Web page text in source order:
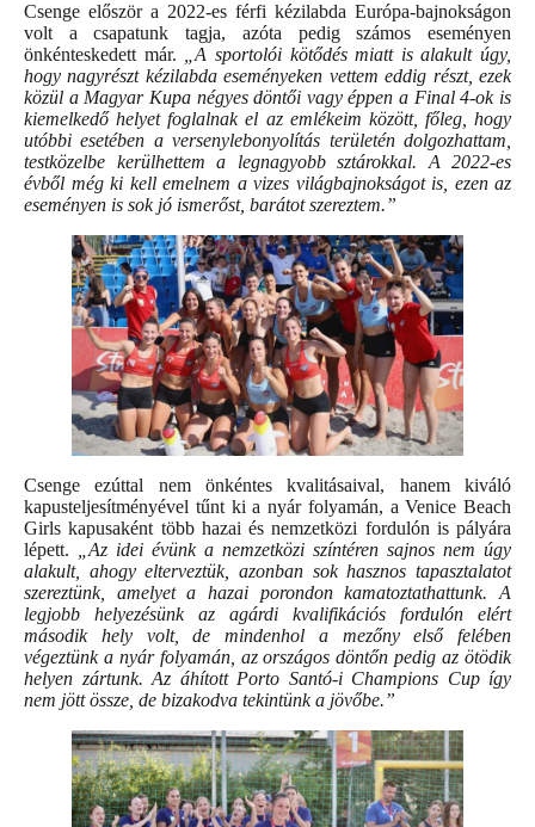
Csenge először a 2022-es férfi kézilabda Európa-bajnokságon
volt a csapatunk tagja, azóta pedig számos eseményen
önkénteskedett már. „A sportolói kötődés miatt is alakult úgy,
hogy nagyrészt kézilabda eseményeken vettem eddig részt, ezek
közül a Magyar Kupa négyes döntői vagy éppen a Final 4-ok is
kiemelkedő helyet foglalnak el az emlékeim között, főleg, hogy
utóbbi esetében a versenylebonyolítás területén dolgozhattam,
testközelbe kerülhettem a legnagyobb sztárokkal. A 2022-es
évből még ki kell emelnem a vizes világbajnokságot is, ezen az
eseményen is sok jó ismerőst, barátot szereztem.”
Csenge ezúttal nem önkéntes kvalitásaival, hanem kiváló
kapusteljesítményével tűnt ki a nyár folyamán, a Venice Beach
Girls kapusaként több hazai és nemzetközi fordulón is pályára
lépett.
„Az idei évünk a nemzetközi színtéren sajnos nem úgy
alakult, ahogy elterveztük, azonban sok hasznos tapasztalatot
szereztünk, amelyet a hazai porondon kamatoztathattunk. A
legjobb helyezésünk az agárdi kvalifikációs fordulón elért
második hely volt, de mindenhol a mezőny első felében
végeztünk a nyár folyamán, az országos döntőn pedig az ötödik
helyen zártunk. Az áhított Porto Santó-i Champions Cup így
nem jött össze, de bizakodva tekintünk a jövőbe.”